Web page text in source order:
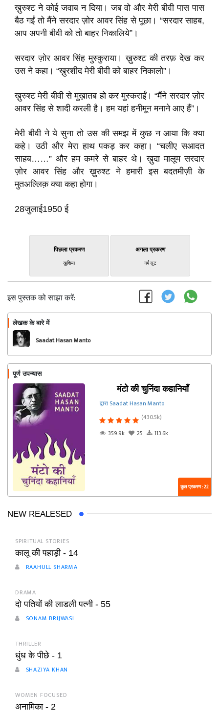
ख़ुरुश्ट ने कोई जवाब न दिया। जब वो और मेरी बीवी पास पास
बैठ गईं तो मैंने सरदार ज़ोर आवर सिंह से पूछा। “सरदार साहब,
आप अपनी बीवी को तो बाहर निकालिये”।
सरदार ज़ोर आवर सिंह मुस्कुराया। ख़ुरुश्ट की तरफ़ देख कर
उस ने कहा। “ख़ुरशीद मेरी बीवी को बाहर निकालो”।
ख़ुरुश्ट मेरी बीवी से मुख़ातब हो कर मुस्कराईं। “मैंने सरदार ज़ोर
आवर सिंह से शादी करली है। हम यहां हनीमून मनाने आए हैं”।
मेरी बीवी ने ये सुना तो उस की समझ में कुछ न आया कि क्या
कहे। उठी और मेरा हाथ पकड़ कर कहा। “चलीए सआदत
साहब……” और हम कमरे से बाहर थे। ख़ुदा मालूम सरदार
ज़ोर आवर सिंह और ख़ुरुश्ट ने हमारी इस बदतमीज़ी के
मुतअल्लिक़ क्या कहा होगा।
28जुलाई1950 ई
पिछला प्रकरण
ख़ुशिया
अगला प्रकरण
गर्म सूट
इस पुस्तक को साझा करें:
लेखक के बारे में
Saadat Hasan Manto
पूर्ण उपन्यास
मंटो की चुनिंदा कहानियाँ
द्वारा Saadat Hasan Manto
(430.5k)
359.9k
25 113.6k
कुल प्रकरण : 22
NEW REALESED
SPIRITUAL STORIES
कालू की पहाड़ी - 14
RAAHULL SHARMA
DRAMA
दो पतियों की लाडली पत्नी - 55
SONAM BRIJWASI
THRILLER
धुंध के पीछे - 1
SHAZIYA KHAN
WOMEN FOCUSED
अनामिका - 2